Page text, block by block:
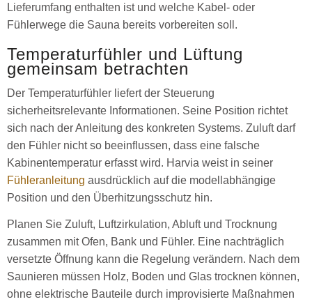
Lieferumfang enthalten ist und welche Kabel- oder
Fühlerwege die Sauna bereits vorbereiten soll.
Temperaturfühler und Lüftung
gemeinsam betrachten
Der Temperaturfühler liefert der Steuerung
sicherheitsrelevante Informationen. Seine Position richtet
sich nach der Anleitung des konkreten Systems. Zuluft darf
den Fühler nicht so beeinflussen, dass eine falsche
Kabinentemperatur erfasst wird. Harvia weist in seiner
Fühleranleitung ausdrücklich auf die modellabhängige
Position und den Überhitzungsschutz hin.
Planen Sie Zuluft, Luftzirkulation, Abluft und Trocknung
zusammen mit Ofen, Bank und Fühler. Eine nachträglich
versetzte Öffnung kann die Regelung verändern. Nach dem
Saunieren müssen Holz, Boden und Glas trocknen können,
ohne elektrische Bauteile durch improvisierte Maßnahmen